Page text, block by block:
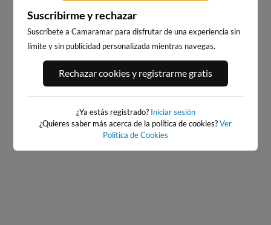
PLAYA DE SANTIAGO - DEBA
CHOPI
ALKOLEA / ARBE, MUTRIKU
0.3 m CHOPI
Suscribirme y rechazar
Suscríbete a Camaramar para disfrutar de una experiencia sin
límite y sin publicidad personalizada mientras navegas.
Rechazar cookies y registrarme gratis
¿Ya estás registrado? Iniciar sesión
¿Quieres saber más acerca de la política de cookies?Ver
Política de Cookies